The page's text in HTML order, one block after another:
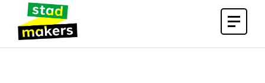
Open